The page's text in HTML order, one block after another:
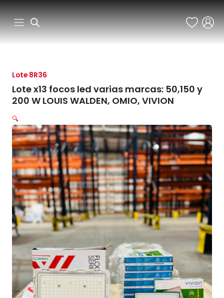
Ir
al
contenido
Lote 8R36
Lote x13 focos led varias marcas: 50,150 y
200 W LOUIS WALDEN, OMIO, VIVION
🔍